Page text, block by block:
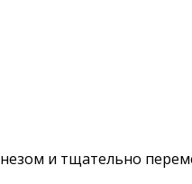
и тщательно